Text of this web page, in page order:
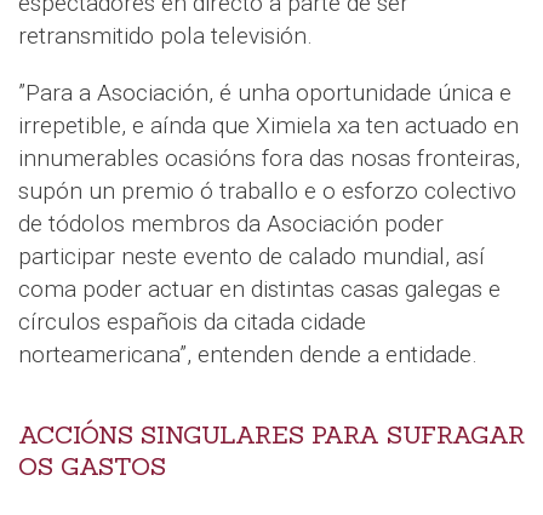
retransmitido pola televisión.
”Para a Asociación, é unha oportunidade única e
irrepetible, e aínda que Ximiela xa ten actuado en
innumerables ocasións fora das nosas fronteiras,
supón un premio ó traballo e o esforzo colectivo
de tódolos membros da Asociación poder
participar neste evento de calado mundial, así
coma poder actuar en distintas casas galegas e
círculos españois da citada cidade
norteamericana”, entenden dende a entidade.
ACCIÓNS SINGULARES PARA SUFRAGAR
OS GASTOS